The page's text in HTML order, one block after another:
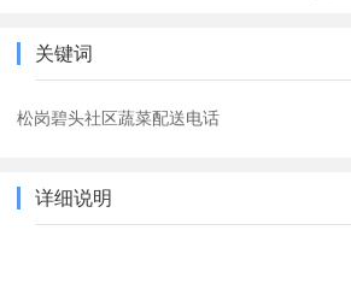
关键词
松岗碧头社区蔬菜配送电话
详细说明